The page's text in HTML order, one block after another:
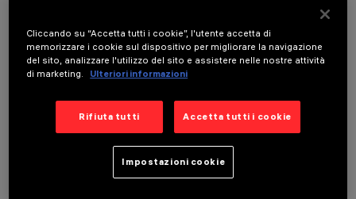
COMPONENTI OPZIONALI
DATI TECNICI
Cliccando su “Accetta tutti i cookie”, l'utente accetta di
memorizzare i cookie sul dispositivo per migliorare la navigazione
del sito, analizzare l'utilizzo del sito e assistere nelle nostre attività
di marketing.
Ulteriori informazioni
Rifiuta tutti Accetta tutti i cookie
Impostazioni cookie